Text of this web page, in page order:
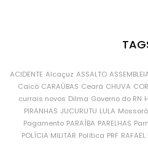
ACIDENTE Alcaçuz ASSALTO
Caicó CARAÚBAS Ceará CHUVA
currais novos Dilma Governo do RN
PIRANHAS JUCURUTU LULA Mossoró
Pagamento PARAÍBA PARELHAS
POLÍCIA MILITAR Política PRF